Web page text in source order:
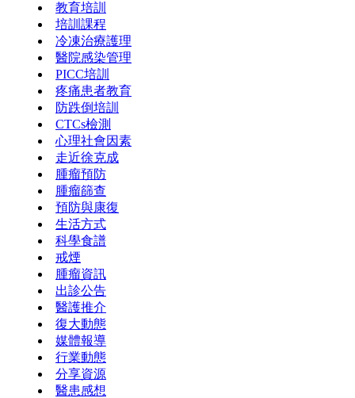
教育培訓
培訓課程
冷凍治療護理
醫院感染管理
PICC培訓
疼痛患者教育
防跌倒培訓
CTCs檢測
心理社會因素
走近徐克成
腫瘤預防
腫瘤篩查
預防與康復
生活方式
科學食譜
戒煙
腫瘤資訊
出診公告
醫護推介
復大動態
媒體報導
行業動態
分享資源
醫患感想